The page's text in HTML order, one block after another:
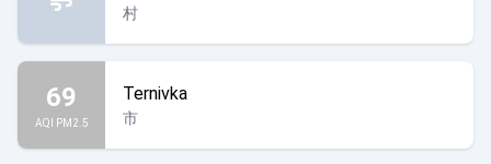
村
69
AQI PM2.5
Ternivka
市